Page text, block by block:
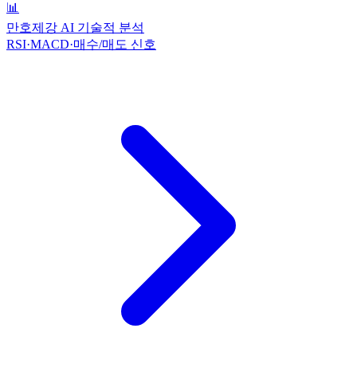
📊
만호제강 AI 기술적 분석
RSI·MACD·매수/매도 신호